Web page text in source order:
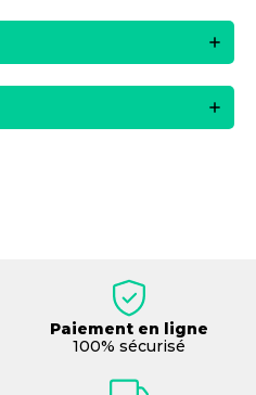
Paiement en ligne
100% sécurisé